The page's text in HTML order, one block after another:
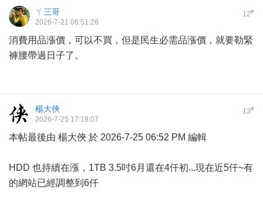
12#
ㄚ三哥
2026-7-21 06:51:26
消費用品漲價，可以不買，但是民生必需品漲價，就要勒緊
褲腰帶過日子了。
13#
楊大俠
2026-7-25 17:18:07
本帖最後由 楊大俠 於 2026-7-25 06:52 PM 編輯
HDD 也持續在漲，1TB 3.5吋6月還在4仟初...現在近5仟~有
的網站已經調整到6仟